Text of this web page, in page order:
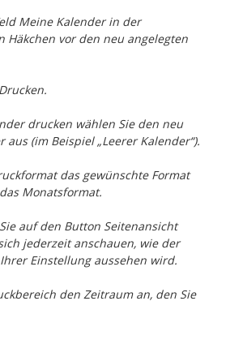
Meine Kalenderin der
Häkchen vor den neu angelegten
.
drucken wählen Sie den neu
aus (im Beispiel „Leerer Kalender“).
das gewünschte Format
Monatsformat.
auf den Button Seitenansicht
jederzeit anschauen, wie der
Einstellung aussehen wird.
den Zeitraum an, den Sie